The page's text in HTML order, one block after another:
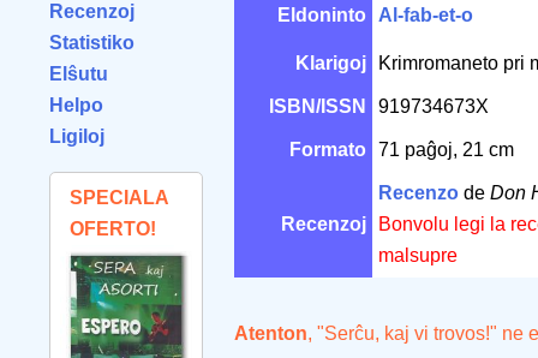
Recenzoj
Statistiko
Elŝutu
Helpo
Ligiloj
SPECIALA
OFERTO!
Eldoninto Al-fab-et-o
Klarigoj Krimromaneto pri
ISBN/ISSN 919734673X
Formato 71 paĝoj, 21 cm
Recenzoj
Recenzo de Don
Bonvolu legi la
malsupre
Atenton, "Serĉu, kaj vi trovos!" ne